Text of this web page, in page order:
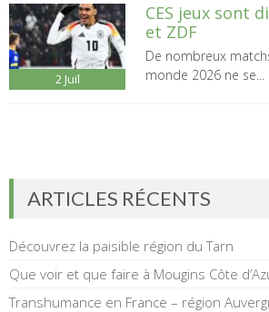
2 Juil
CES jeux sont
et ZDF
De nombreux
monde 2026 ne se...
ARTICLES RÉCENTS
Découvrez la paisible région du Tarn
Que voir et que faire à Mougins Côte
Transhumance en France – région